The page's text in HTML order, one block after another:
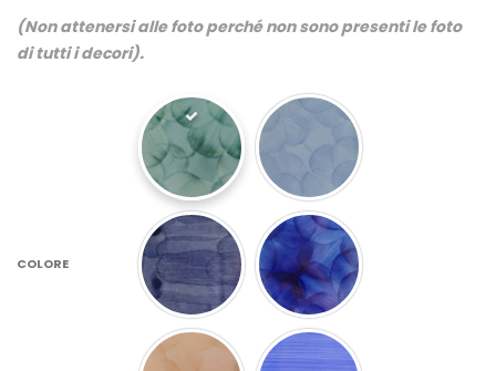
(Non attenersi alle foto perché non sono presenti le foto
di tutti i decori).
COLORE